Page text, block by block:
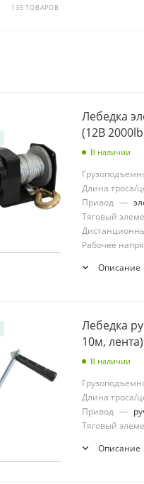
135 ТОВАРОВ
Лебедка
(12В
В наличии
Длина троса/
Привод —
Тяговый
Рабочее
Описание
Лебедка
10м, лента)
В наличии
Длина троса/
Привод —
Тяговый
Описание